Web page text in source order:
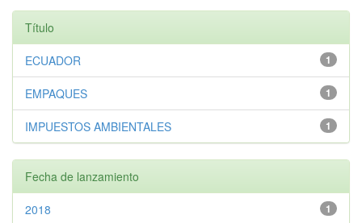
Título
1
ECUADOR
1
EMPAQUES
1
IMPUESTOS AMBIENTALES
Fecha de lanzamiento
1
2018